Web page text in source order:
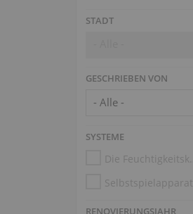
STADT
GESCHRIEBEN VON
SYSTEME
Die Feuchtigkeitskontrollsysteme
Selbstspielapparatur (z.B. Disklavier, PianoDisc, Spirio)
RENOVIERUNGSJAHR